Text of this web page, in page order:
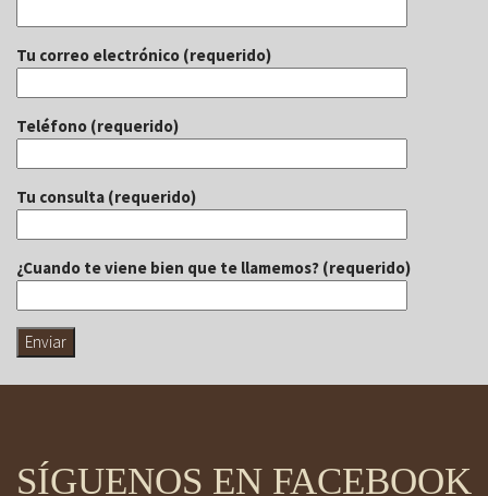
Tu correo electrónico (requerido)
Teléfono (requerido)
Tu consulta (requerido)
¿Cuando te viene bien que te llamemos? (requerido)
SÍGUENOS EN FACEBOOK